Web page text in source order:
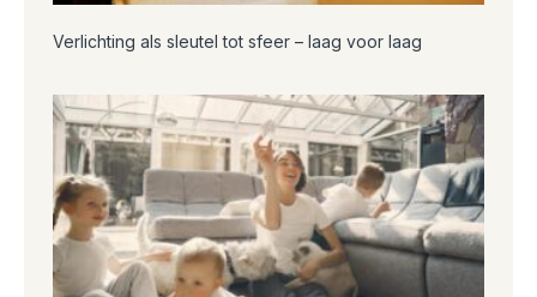
Verlichting als sleutel tot sfeer – laag voor laag